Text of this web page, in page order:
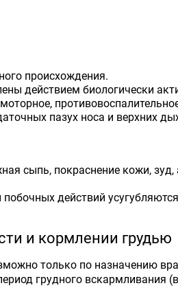
происхождения.
действием биологически
пазух носа и верхних
сыпь, покраснение кожи,
действий
и кормлении грудью
только по назначению
грудного вскармливания